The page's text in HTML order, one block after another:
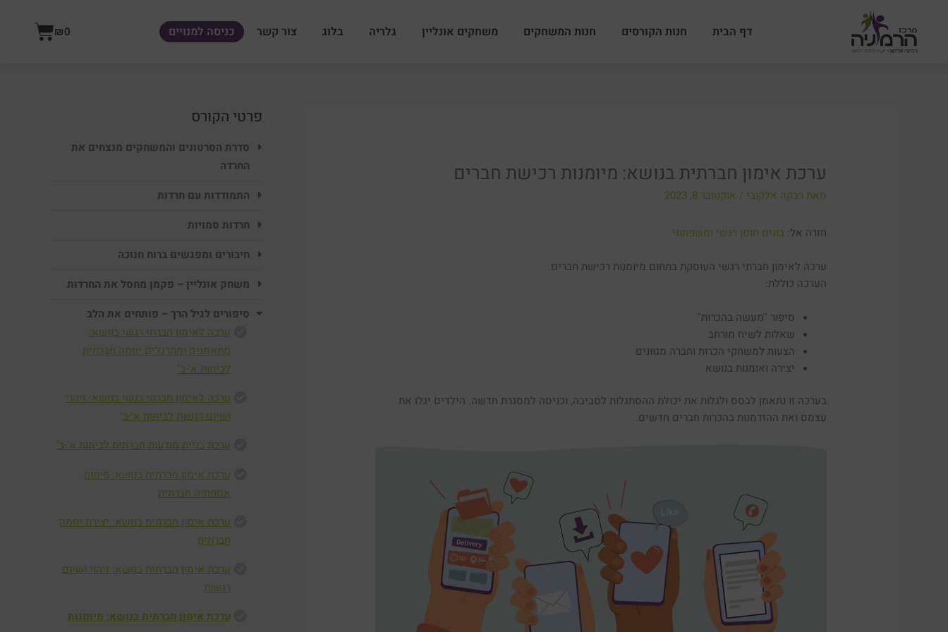
דף הבית חנות הקורסים חנות המשחקים משחקים אונליין גלריה בלוג צור קשר כניסה למנויים ₪0 עגלת
קניות
ערכת אימון חברתית בנושא: מיומנות רכישת חברים
מאת רבקה אלקובי/ אוקטובר 8, 2023
חזרה אל:בונים חוסן רגשי ומשפחתי
ערכה לאימון חברתי רגשי העוסקת בתחום מיומנות רכישת חברים.
הערכה כוללת:
סיפור "מעשה בהכרות"
שאלות לשיח מורחב
הצעות למשחקי הכרות וחברה מגוונים
יצירה ואומנות בנושא
בערכה זו נתאמן לבסס ולגלות את יכולת ההסתגלות לסביבה, וכניסה למסגרת חדשה. הילדים יגלו את
עצמם ואת ההזדמנות בהכרות חברים חדשים.
פרטי הקורס
סדרת הסרטונים והמשחקים מנצחים את
החרדה
התמודדות עם חרדות
חרדות סמויות
חיבורים ומפגשים ברוח חנוכה
משחק אונליין – פקמן מחסל את החרדות
סיפורים לגיל הרך – פותחים את הלב
ערכה לאימון חברתי רגשי בנושא:
מתאמנים ומתרגלים יוזמה חברתית
לכיתות א'-ב'
ערכה לאימון חברתי רגשי בנושא: זיהוי
ושיום רגשות לכיתות א'-ב'
ערכת בניית מודעות חברתית לכיתות א'-ב'
ערכת אימון חברתית בנושא: פיתוח
אמפתיה חברתית
ערכת אימון חברתית בנושא: יצירת יוזמה
חברתית
ערכת אימון חברתית בנושא: זיהוי ושיום
רגשות
ערכת אימון חברתית בנושא: מיומנות